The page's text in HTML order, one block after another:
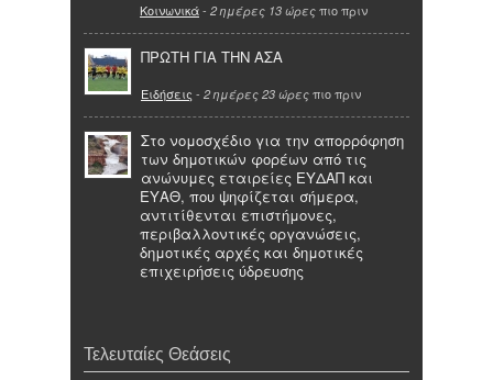
Κοινωνικά- 2 ημέρες 13 ώρες πιο πριν
ΠΡΩΤΗ ΓΙΑ ΤΗΝ ΑΣΑ
Ειδήσεις - 2 ημέρες 23 ώρες πιο πριν
Στο νομοσχέδιο για την απορρόφηση
των δημοτικών φορέων από τις
ανώνυμες εταιρείες ΕΥΔΑΠ και
ΕΥΑΘ, που ψηφίζεται σήμερα,
αντιτίθενται επιστήμονες,
περιβαλλοντικές οργανώσεις,
δημοτικές αρχές και δημοτικές
επιχειρήσεις ύδρευσης
Τελευταίες Θεάσεις